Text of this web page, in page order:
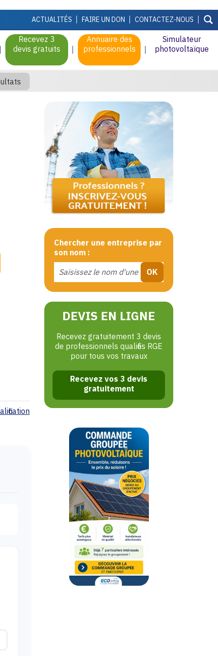
ACTUALITÉS FAIRE UN DON CONTACTEZ-NOUS
Recevez 3
devis gratuits
Annuaire des
professionnels
Simulateur
photovoltaïque
Chercher une entreprise par
son nom :
DEVIS EN LIGNE
Recevez gratuitement 3 devis
de professionnels qualifiés RGE
pour tous vos travaux
Recevez vos 3 devis
gratuitement